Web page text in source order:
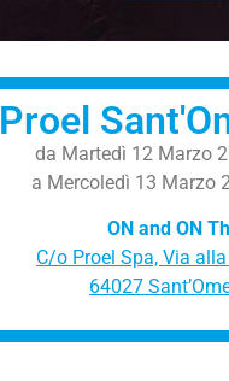
Proel
da Martedì 12 Marzo
a Mercoledì 13 Marzo
ON and ON
C/o Proel Spa, Via
64027